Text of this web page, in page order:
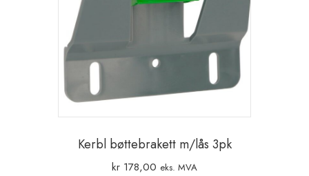
Kerbl bøttebrakett m/lås 3pk
kr 178,00 eks. MVA